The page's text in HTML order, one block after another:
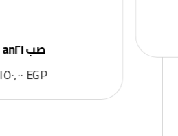
صب an٢١
EGP